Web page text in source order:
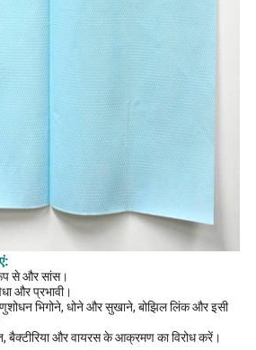
से और सांस।
और प्रभावी।
भिगोने, धोने और सुखाने, बोझिल लिंक और इसी
बैक्टीरिया और वायरस के आक्रमण का विरोध करें।